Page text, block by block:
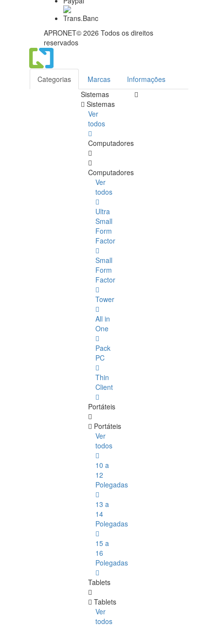
APRONET© 2026 Todos os direitos
reservados
Categorias Marcas
Informações
Sistemas
Sistemas
Ver
todos
Computadores
Computadores
Ver
todos
Ultra
Small
Form
Factor
Small
Form
Factor
Tower
All in
One
Pack
PC
Thin
Client
Portáteis
Portáteis
Ver
todos
10 a
12
Polegadas
13 a
14
Polegadas
15 a
16
Polegadas
Tablets
Tablets
Ver
todos